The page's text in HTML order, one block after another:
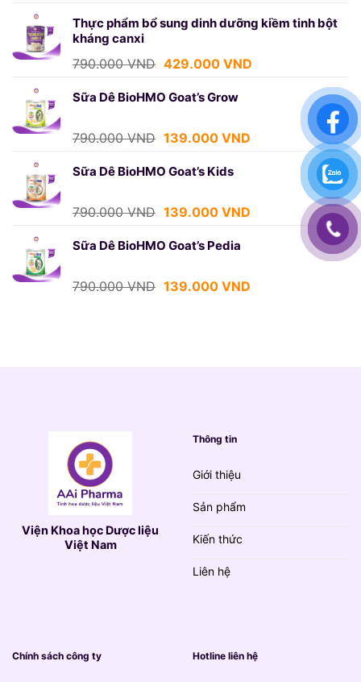
là:
tại
Thực phẩm bổ sung dinh dưỡng kiềm tinh bột
kháng canxi
790.000VND Giá
là:
429.000 VNDGiá
429.000 VND.
Sữa Dê BioHMO Goat’s Grow
790.000VND Giá
là:
139.000 VNDGiá
139.000 VND.
Sữa Dê BioHMO Goat’s Kids
790.000VND Giá
là:
139.000 VNDGiá
Sữa Dê BioHMO Goat’s Pedia
790.000VND Giá
139.000 VNDGiá
Viện Khoa học Dược liệu
Việt Nam
Thông tin
Giới thiệu
Sản phẩm
Kiến thức
Liên hệ
Chính sách công ty Hotline liên hệ